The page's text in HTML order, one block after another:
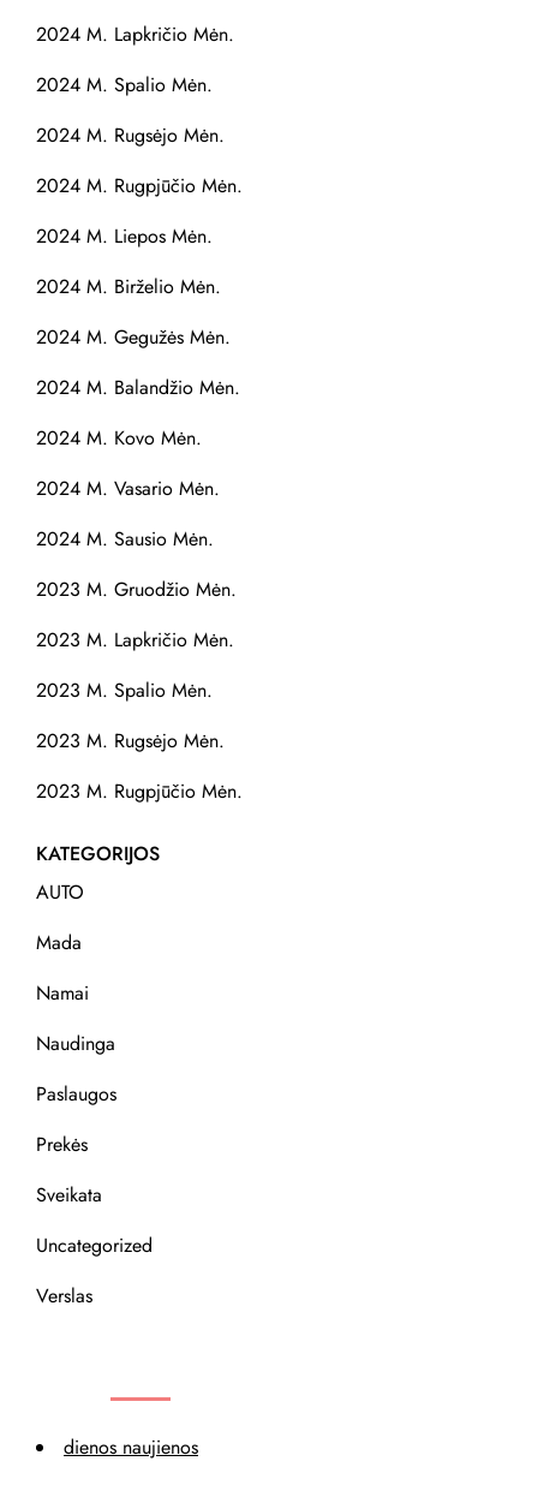
2024 M. Lapkričio Mėn.
2024 M. Spalio Mėn.
2024 M. Rugsėjo Mėn.
2024 M. Rugpjūčio Mėn.
2024 M. Liepos Mėn.
2024 M. Birželio Mėn.
2024 M. Gegužės Mėn.
2024 M. Balandžio Mėn.
2024 M. Kovo Mėn.
2024 M. Vasario Mėn.
2024 M. Sausio Mėn.
2023 M. Gruodžio Mėn.
2023 M. Lapkričio Mėn.
2023 M. Spalio Mėn.
2023 M. Rugsėjo Mėn.
2023 M. Rugpjūčio Mėn.
KATEGORIJOS
AUTO
Mada
Namai
Naudinga
Paslaugos
Prekės
Sveikata
Uncategorized
Verslas
dienos naujienos